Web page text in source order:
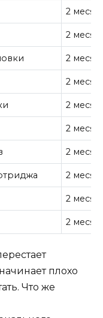
2
2
2
2
2
2
2
2
2
2
плохо
Что же